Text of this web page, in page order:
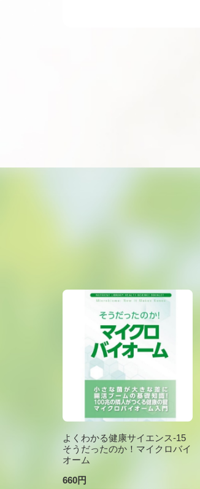
よくわかる健康サイエンス-15
そうだったのか！マイクロバイ
オーム
660円